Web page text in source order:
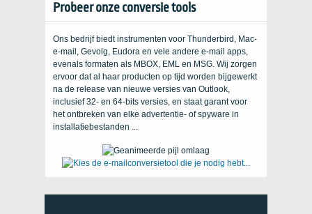
Probeer onze conversie tools
Ons bedrijf biedt instrumenten voor Thunderbird, Mac-
e-mail, Gevolg, Eudora en vele andere e-mail apps,
evenals formaten als MBOX, EML en MSG. Wij zorgen
ervoor dat al haar producten op tijd worden bijgewerkt
na de release van nieuwe versies van Outlook,
inclusief 32- en 64-bits versies, en staat garant voor
het ontbreken van elke advertentie- of spyware in
installatiebestanden ...